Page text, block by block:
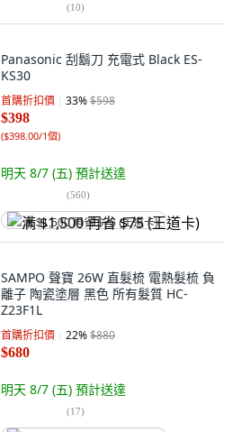
(10)
Panasonic 刮鬍刀 充電式 Black ES-
KS30
首購折扣價 33%$598
$398
($398.00/1個)
明天 8/7 (五) 預計送達
(560)
满 $1,500 再省 $75 (王道卡)
SAMPO 聲寶 26W 直髮梳 電熱髮梳 負
離子 陶瓷塗層 黑色 所有髮質 HC-
Z23F1L
首購折扣價 22%$880
$680
明天 8/7 (五) 預計送達
(17)